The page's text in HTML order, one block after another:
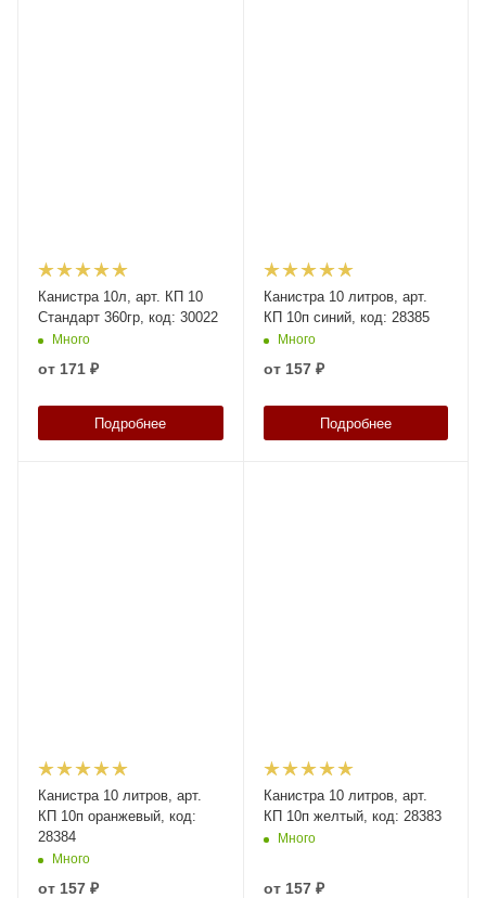
Канистра 10л, арт. КП 10
Стандарт 360гр, код: 30022
Много
от 171 ₽
Подробнее
Канистра 10 литров, арт.
КП 10п синий, код: 28385
Много
от 157 ₽
Подробнее
Канистра 10 литров, арт.
КП 10п оранжевый, код:
28384
Много
от 157 ₽
Канистра 10 литров, арт.
КП 10п желтый, код: 28383
Много
от 157 ₽